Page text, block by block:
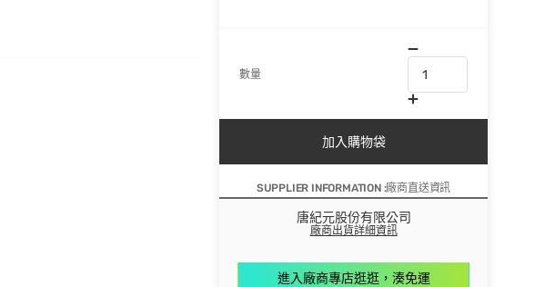
數量
加入購物袋
SUPPLIER INFORMATION :廠商直送資訊
唐紀元股份有限公司
廠商出貨詳細資訊
進入廠商專店逛逛，湊免運